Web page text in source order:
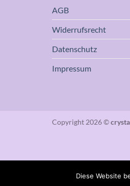
AGB
Widerrufsrecht
Datenschutz
Impressum
Copyright 2026 ©
Diese Website